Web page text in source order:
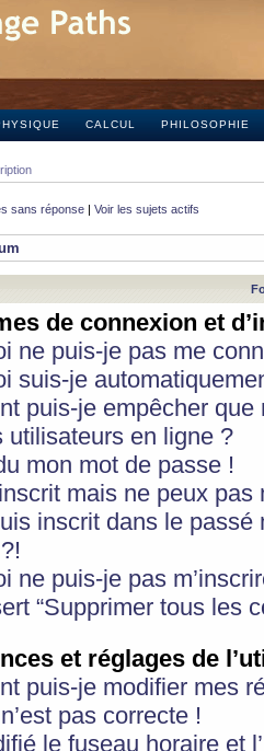
CALCUL PHILOSOPHIE
sans réponse | Voir les sujets actifs
de connexion et
ne puis-je pas me
suis-je
puis-je empêcher
utilisateurs en ligne ?
mon mot de passe !
mais ne peux pas
inscrit dans le
ne puis-je pas
“Supprimer tous les
et réglages de
puis-je modifier mes
pas correcte !
le fuseau horaire et